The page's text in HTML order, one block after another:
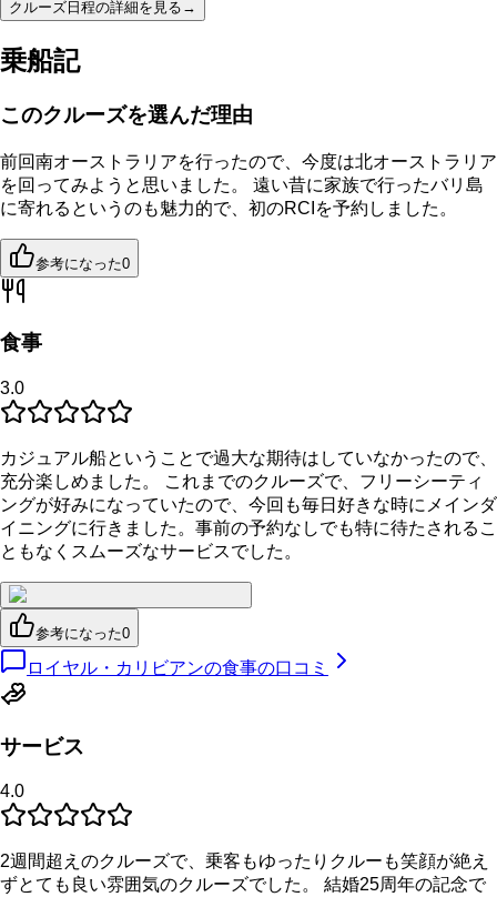
クルーズ日程の詳細を見る →
乗船記
このクルーズを選んだ理由
前回南オーストラリアを行ったので、今度は北オーストラリア
を回ってみようと思いました。 遠い昔に家族で行ったバリ島
に寄れるというのも魅力的で、初のRCIを予約しました。
参考になった0
食事
3.0
カジュアル船ということで過大な期待はしていなかったので、
充分楽しめました。 これまでのクルーズで、フリーシーティ
ングが好みになっていたので、今回も毎日好きな時にメインダ
イニングに行きました。事前の予約なしでも特に待たされるこ
ともなくスムーズなサービスでした。
参考になった0
ロイヤル・カリビアンの食事の口コミ
サービス
4.0
2週間超えのクルーズで、乗客もゆったりクルーも笑顔が絶え
ずとても良い雰囲気のクルーズでした。 結婚25周年の記念で